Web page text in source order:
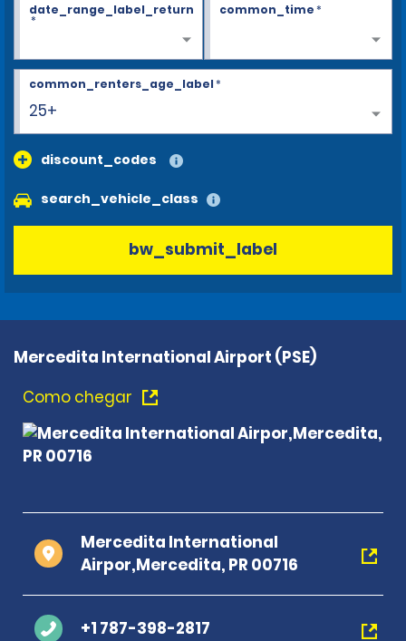
date_range_label_return
*
common_time*
25+
common_renters_age_label*
discount_codes
search_vehicle_class
bw_submit_label
Mercedita International Airport (PSE)
Como chegar
Mercedita International
Airpor,Mercedita, PR 00716
+1 787-398-2817